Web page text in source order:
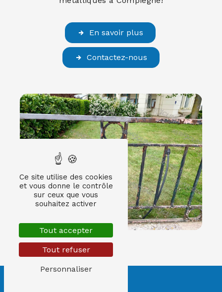
En savoir plus
Contactez-nous
Ce site utilise des cookies
et vous donne le contrôle
sur ceux que vous
souhaitez activer
Tout accepter
Tout refuser
Personnaliser